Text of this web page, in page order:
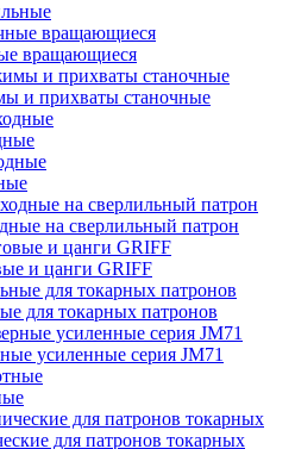
вращающиеся
и прихваты станочные
на сверлильный патрон
и цанги GRIFF
для токарных патронов
усиленные серия JM71
для патронов токарных